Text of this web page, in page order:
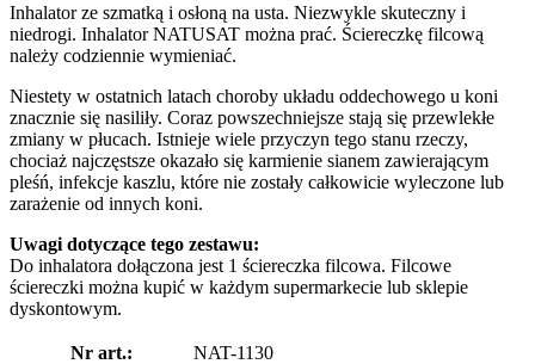
Inhalator ze szmatką i osłoną na usta. Niezwykle skuteczny i
niedrogi. Inhalator NATUSAT można prać. Ściereczkę filcową
należy codziennie wymieniać.
Niestety w ostatnich latach choroby układu oddechowego u koni
znacznie się nasiliły. Coraz powszechniejsze stają się przewlekłe
zmiany w płucach. Istnieje wiele przyczyn tego stanu rzeczy,
chociaż najczęstsze okazało się karmienie sianem zawierającym
pleśń, infekcje kaszlu, które nie zostały całkowicie wyleczone lub
zarażenie od innych koni.
Uwagi dotyczące tego zestawu:
Do inhalatora dołączona jest 1 ściereczka filcowa. Filcowe
ściereczki można kupić w każdym supermarkecie lub sklepie
dyskontowym.
Nr art.:
NAT-1130